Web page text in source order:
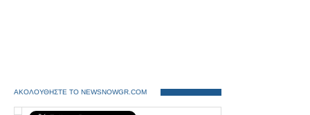
ΑΚΟΛΟΥΘΗΣΤΕ ΤΟ NEWSNOWGR.COM